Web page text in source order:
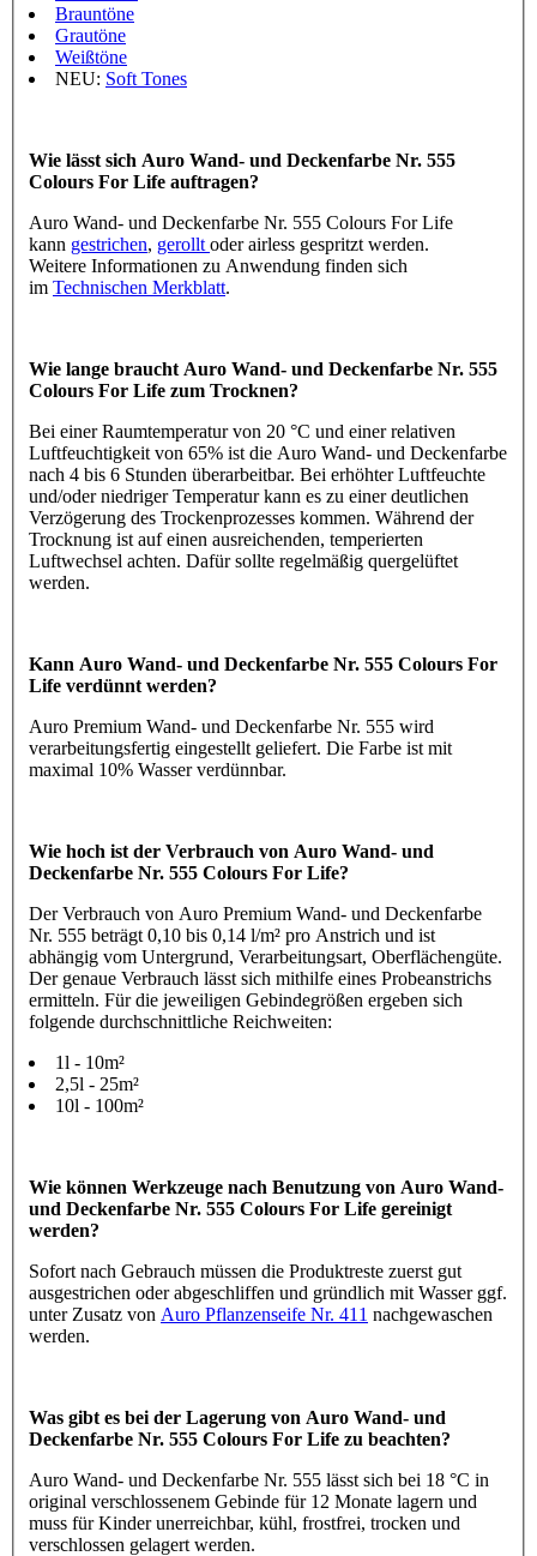
Brauntöne
Grautöne
Weißtöne
NEU: Soft Tones
Wie lässt sich Auro Wand- und Deckenfarbe Nr. 555
Colours For Life auftragen?
Auro Wand- und Deckenfarbe Nr. 555 Colours For Life
kann gestrichen, gerollt oder airless gespritzt werden.
Weitere Informationen zu Anwendung finden sich
im Technischen Merkblatt.
Wie lange braucht Auro Wand- und Deckenfarbe Nr. 555
Colours For Life zum Trocknen?
Bei einer Raumtemperatur von 20 °C und einer relativen
Luftfeuchtigkeit von 65% ist die Auro Wand- und Deckenfarbe
nach 4 bis 6 Stunden überarbeitbar. Bei erhöhter Luftfeuchte
und/oder niedriger Temperatur kann es zu einer deutlichen
Verzögerung des Trockenprozesses kommen. Während der
Trocknung ist auf einen ausreichenden, temperierten
Luftwechsel achten. Dafür sollte regelmäßig quergelüftet
werden.
Kann Auro Wand- und Deckenfarbe Nr. 555 Colours For
Life verdünnt werden?
Auro Premium Wand- und Deckenfarbe Nr. 555 wird
verarbeitungsfertig eingestellt geliefert. Die Farbe ist mit
maximal 10% Wasser verdünnbar.
Wie hoch ist der Verbrauch von Auro Wand- und
Deckenfarbe Nr. 555 Colours For Life?
Der Verbrauch von Auro Premium Wand- und Deckenfarbe
Nr. 555 beträgt 0,10 bis 0,14 l/m² pro Anstrich und ist
abhängig vom Untergrund, Verarbeitungsart, Oberflächengüte.
Der genaue Verbrauch lässt sich mithilfe eines Probeanstrichs
ermitteln. Für die jeweiligen Gebindegrößen ergeben sich
folgende durchschnittliche Reichweiten:
1l - 10m²
2,5l - 25m²
10l - 100m²
Wie können Werkzeuge nach Benutzung von Auro Wand-
und Deckenfarbe Nr. 555 Colours For Life gereinigt
werden?
Sofort nach Gebrauch müssen die Produktreste zuerst gut
ausgestrichen oder abgeschliffen und gründlich mit Wasser ggf.
unter Zusatz von Auro Pflanzenseife Nr. 411 nachgewaschen
werden.
Was gibt es bei der Lagerung von Auro Wand- und
Deckenfarbe Nr. 555 Colours For Life zu beachten?
Auro Wand- und Deckenfarbe Nr. 555 lässt sich bei 18 °C in
original verschlossenem Gebinde für 12 Monate lagern und
muss für Kinder unerreichbar, kühl, frostfrei, trocken und
verschlossen gelagert werden.